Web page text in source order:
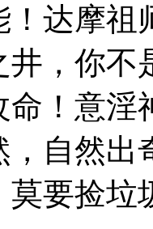
达摩祖
，你不
！意淫
，自然
莫要捡